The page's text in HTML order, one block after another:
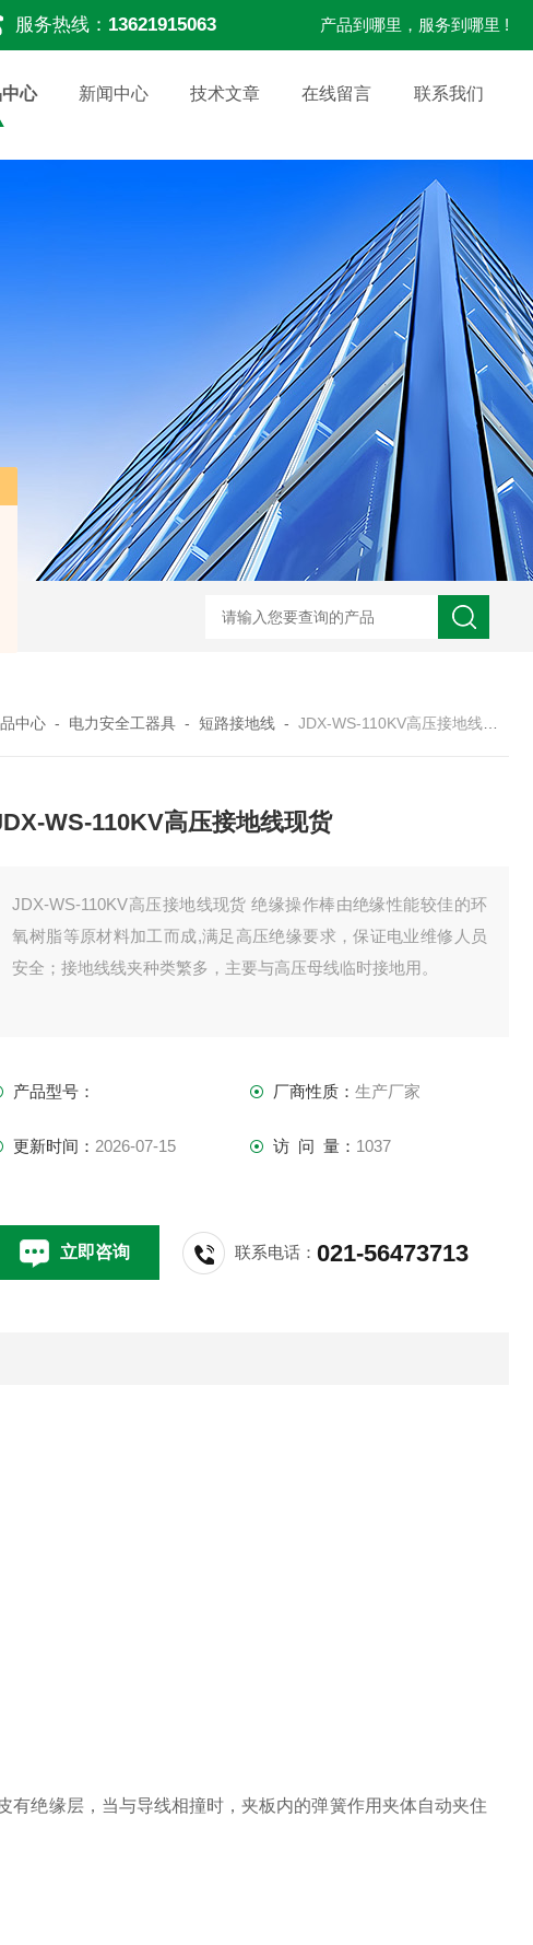
服务热线： 13621915063 产品到哪里，服务到哪里 !
心 新闻中心 技术文章 在线留言 联系我们
HD3400A接地电阻测试仪 S3010数字接地电阻测试仪现货
中心 - 电力安全工器具 - 短路接地线 -JDX-WS-110KV高压接地线现货
WS-110KV高压接地线现货
JDX-WS-110KV高压接地线现货 绝缘操作棒由绝缘性能较佳的环
氧树脂等原材料加工而成,满足高压绝缘要求，保证电业维修人员
安全；接地线线夹种类繁多，主要与高压母线临时接地用。
产品型号： 厂商性质： 生产厂家
更新时间： 2026-07-15 访 问 量： 1037
立即咨询 联系电话：021-56473713
绝缘层，当与导线相撞时，夹板内的弹簧作用夹体自动夹住